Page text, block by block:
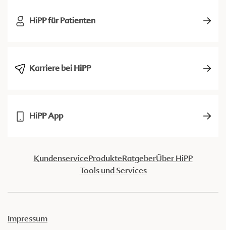
HiPP für Patienten
Karriere bei HiPP
HiPP App
KundenserviceProdukteRatgeberÜber HiPP
Tools und Services
Impressum